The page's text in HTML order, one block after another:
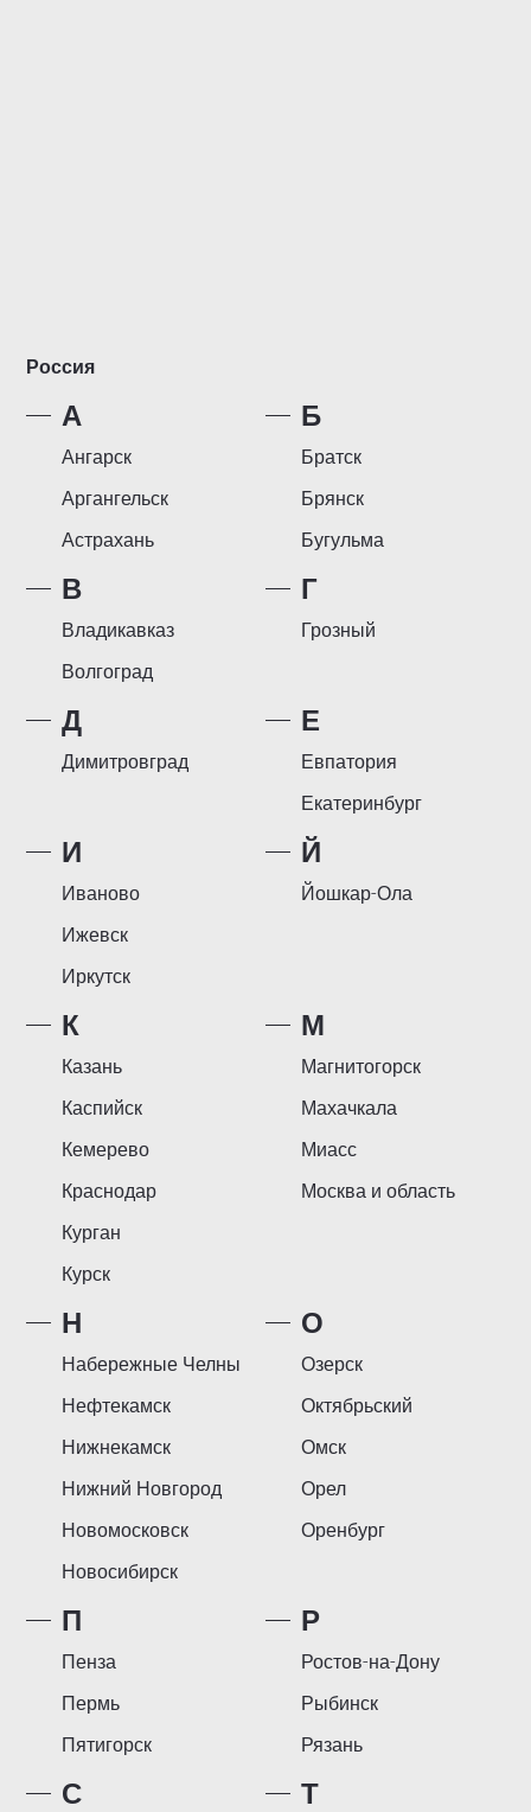
Россия
А
Ангарск
Аргангельск
Астрахань
Б
Братск
Брянск
Бугульма
В
Владикавказ
Волгоград
Г
Грозный
Д
Димитровград
Е
Евпатория
Екатеринбург
И
Иваново
Ижевск
Иркутск
Й
Йошкар-Ола
К
Казань
Каспийск
Кемерево
Краснодар
Курган
Курск
М
Магнитогорск
Махачкала
Миасс
Москва и область
Н
Набережные Челны
Нефтекамск
Нижнекамск
Нижний Новгород
Новомосковск
Новосибирск
О
Озерск
Октябрьский
Омск
Орел
Оренбург
П
Пенза
Пермь
Пятигорск
Р
Ростов-на-Дону
Рыбинск
Рязань
С Т